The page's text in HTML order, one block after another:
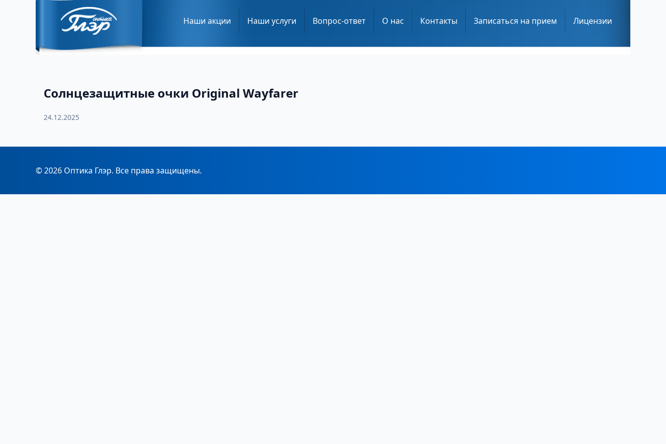
Наши акции Наши услуги Вопрос-ответ О нас Контакты Записаться на прием Лицензии
Солнцезащитные очки Original Wayfarer
24.12.2025
© 2026 Оптика Глэр. Все права защищены.